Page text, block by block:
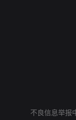
不良信息举报